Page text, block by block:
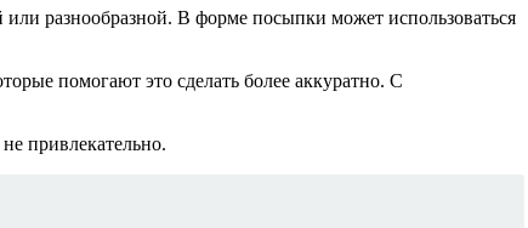
разнообразной. В форме посыпки может использоваться
помогают это сделать более аккуратно. С
привлекательно.